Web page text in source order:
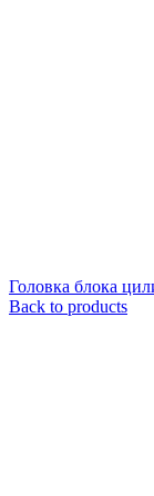
Головка блока
Back to products